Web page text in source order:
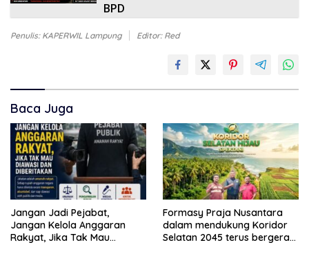
BPD
Penulis: KAPERWIL Lampung Editor: Red
Baca Juga
Jangan Jadi Pejabat,
Jangan Kelola Anggaran
Rakyat, Jika Tak Mau
Formasy Praja Nusantara
dalam mendukung Koridor
Selatan 2045 terus bergerak